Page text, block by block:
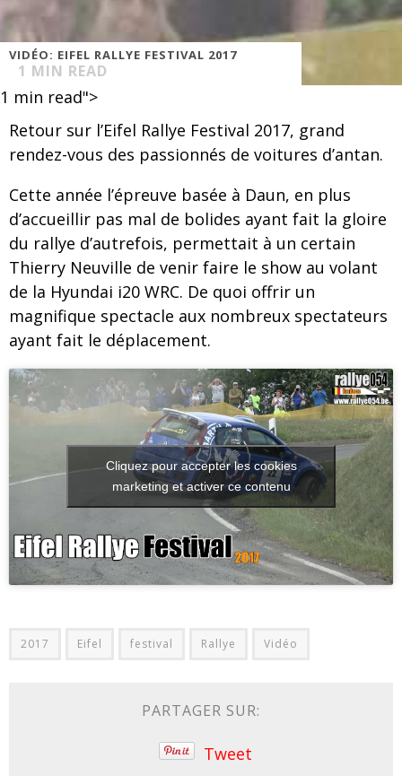
VIDÉO: EIFEL RALLYE FESTIVAL 2017
1 MIN READ
1 min read">
Retour sur l’Eifel Rallye Festival 2017, grand
rendez-vous des passionnés de voitures d’antan.
Cette année l’épreuve basée à Daun, en plus
d’accueillir pas mal de bolides ayant fait la gloire
du rallye d’autrefois, permettait à un certain
Thierry Neuville de venir faire le show au volant
de la Hyundai i20 WRC. De quoi offrir un
magnifique spectacle aux nombreux spectateurs
ayant fait le déplacement.
Cliquez pour accepter les cookies
marketing et activer ce contenu
2017 Eifel festival Rallye Vidéo
PARTAGER SUR:
Tweet